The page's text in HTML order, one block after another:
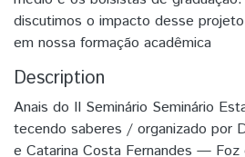
discutimos o impacto desse
em nossa formação acadêmica
Description
Anais do II Seminário Seminário
tecendo saberes / organizado por
e Catarina Costa Fernandes — Foz